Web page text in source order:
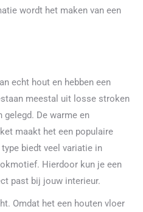
wordt het maken van een
echt hout en hebben een
meestal uit losse stroken
gelegd. De warme en
maakt het een populaire
biedt veel variatie in
Hierdoor kun je een
past bij jouw interieur.
Omdat het een houten vloer